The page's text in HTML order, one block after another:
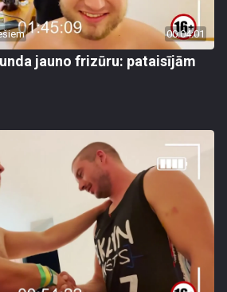
00:04:01
jauno frizūru: pataisījām